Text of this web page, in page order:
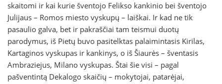
skaitomi ir kai kurie šventojo Felikso kankinio bei šventojo
Julijaus – Romos miesto vyskupų – laiškai. Ir kad ne tik
pasaulio galva, bet ir pakraščiai tam teismui duotų
parodymus, iš Pietų buvo pasitelktas palaimintasis Kirilas,
Kartaginos vyskupas ir kankinys, o iš Šiaurės – šventasis
Ambraziejus, Milano vyskupas. Štai šie visi – pagal
pašventintą Dekalogo skaičių – mokytojai, patarėjai,